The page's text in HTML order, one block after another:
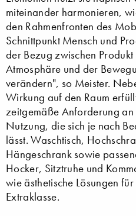
miteinander harmonieren,
den Rahmenfronten des
Schnittpunkt Mensch und
der Bezug zwischen
Atmosphäre und der
verändern", so Meister.
Wirkung auf den Raum
zeitgemäße Anforderung
Nutzung, die sich je nach
lässt. Waschtisch,
Hängeschrank sowie
Hocker, Sitztruhe und
wie ästhetische Lösungen
Extraklasse.